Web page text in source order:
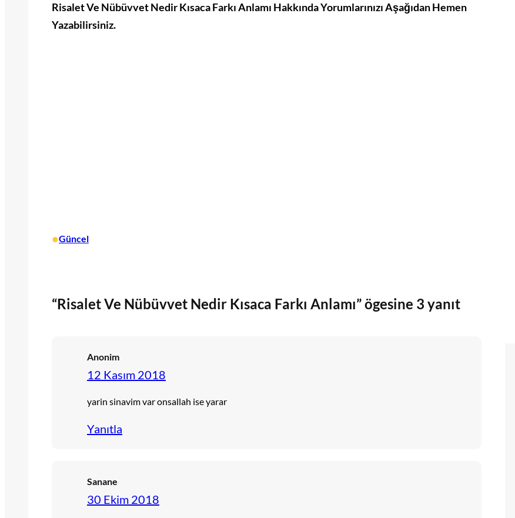
Risalet Ve Nübüvvet Nedir Kısaca Farkı Anlamı Hakkında Yorumlarınızı Aşağıdan Hemen
Yazabilirsiniz.
•Güncel
“Risalet Ve Nübüvvet Nedir Kısaca Farkı Anlamı” ögesine 3 yanıt
Anonim
12 Kasım 2018
yarin sinavim var onsallah ise yarar
Yanıtla
Sanane
30 Ekim 2018